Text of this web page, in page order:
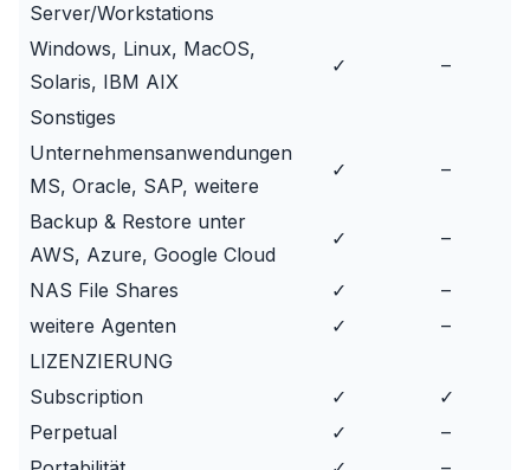
Server/Workstations
Windows, Linux, MacOS,
Solaris, IBM AIX
✓ –
Sonstiges
Unternehmensanwendungen
MS, Oracle, SAP, weitere
✓ –
Backup & Restore unter
AWS, Azure, Google Cloud
✓ –
NAS File Shares ✓
–
weitere Agenten
✓
–
LIZENZIERUNG
Subscription
✓
✓
Perpetual
✓
–